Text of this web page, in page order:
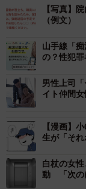
【写真】
（例文）
山手線「
の？性犯
男性上司
イト仲間
【漫画】
生が「そ
白杖の女
動 「次の